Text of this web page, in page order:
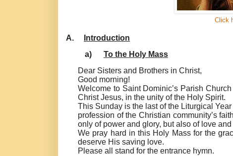
Click
A.
Introduction
a)
To the Holy Mass
Dear Sisters and Brothers in Christ,
Good morning!
Welcome to Saint Dominic’s Parish
Christ Jesus, in the unity of the Holy Spirit.
This Sunday is the last of the Liturgical
profession of the Christian community’s
only of power and glory, but also of love and
We pray hard in this Holy Mass for the
deserve His saving love.
Please all stand for the entrance hymn.